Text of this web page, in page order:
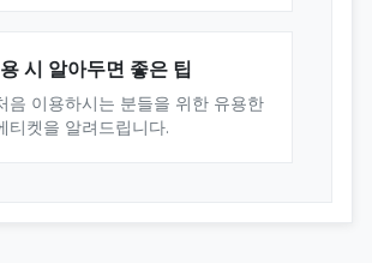
시 알아두면 좋은 팁
음 이용하시는 분들을 위한 유용한
티켓을 알려드립니다.